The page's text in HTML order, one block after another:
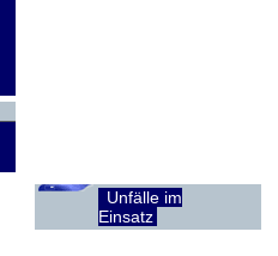
Unfälle im
Einsatz